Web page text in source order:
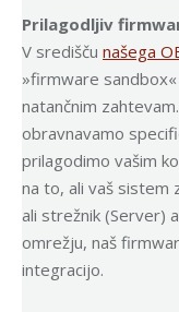
Prilagodljiv
V središču našega
»firmware
natančnim
obravnavamo
prilagodimo vašim
na to, ali vaš sistem
ali strežnik (Server)
omrežju, naš
integracijo.